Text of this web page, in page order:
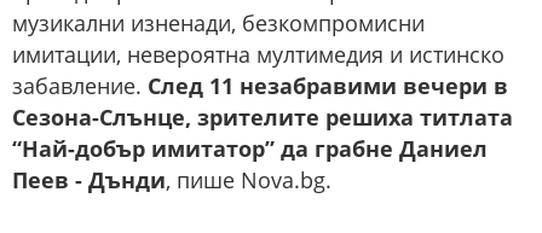
музикални изненади, безкомпромисни
имитации, невероятна мултимедия и истинско
забавление. След 11 незабравими вечери в
Сезона-Слънце, зрителите решиха титлата
“Най-добър имитатор” да грабне Даниел
Пеев - Дънди, пише Nova.bg.